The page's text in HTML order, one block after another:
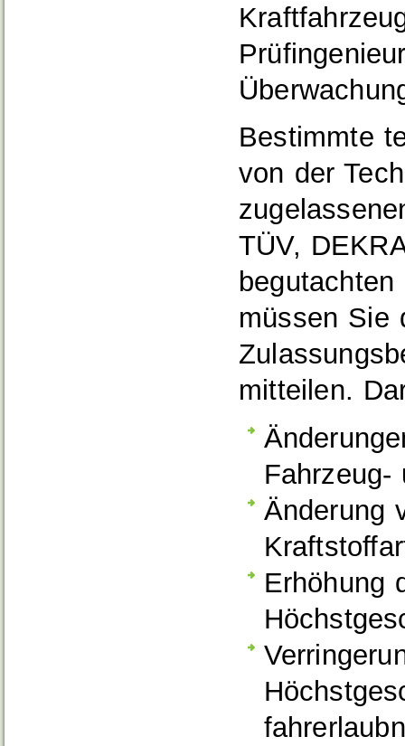
Prüfingeni
Bestimmte
von der
TÜV,
müssen Sie
mitteilen.
Fahrzeug-
Änderung
Erhöhung